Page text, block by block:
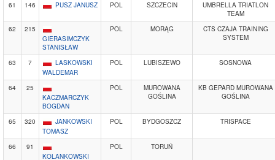
61 146 PUSZ JANUSZ POL SZCZECIN
UMBRELLA TRIATLON
TEAM
62
215
GIERASIMCZYK
STANISŁAW
POL MORĄG
CTS CZAJA TRAINING
SYSTEM
63 7
LASKOWSKI
WALDEMAR
POL LUBISZEWO SOSNOWA
64
25
KACZMARCZYK
BOGDAN
POL
MUROWANA
GOŚLINA
KB GEPARD MUROWANA
GOŚLINA
65 320
JANKOWSKI
TOMASZ
POL BYDGOSZCZ TRISPACE
66
91
KOLANKOWSKI
POL TORUŃ